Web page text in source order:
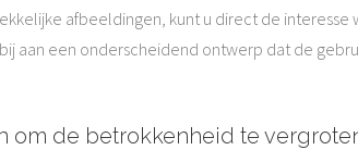
afbeeldingen, kunt u direct de
aan een onderscheidend ontwerp dat de
de betrokkenheid te